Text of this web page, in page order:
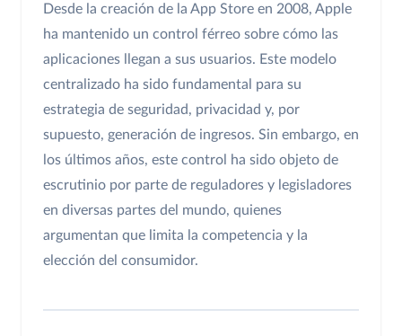
Desde la creación de la App Store en 2008, Apple
ha mantenido un control férreo sobre cómo las
aplicaciones llegan a sus usuarios. Este modelo
centralizado ha sido fundamental para su
estrategia de seguridad, privacidad y, por
supuesto, generación de ingresos. Sin embargo, en
los últimos años, este control ha sido objeto de
escrutinio por parte de reguladores y legisladores
en diversas partes del mundo, quienes
argumentan que limita la competencia y la
elección del consumidor.